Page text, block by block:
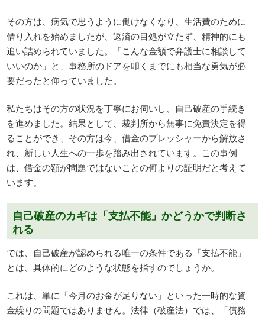
その方は、病気で思うように働けなくなり、生活費のために
借り入れを始めましたが、返済の目処が立たず、精神的にも
追い詰められていました。「こんな金額で弁護士に相談して
いいのか」と、事務所のドアを叩くまでにも相当な勇気が必
要だったと仰っていました。
私たちはその方の状況を丁寧にお伺いし、自己破産の手続き
を進めました。結果として、裁判所から無事に免責決定を得
ることができ、その方は今、借金のプレッシャーから解放さ
れ、新しい人生への一歩を踏み出されています。この事例
は、借金の額が問題ではないことの何よりの証明だと考えて
います。
自己破産のカギは「支払不能」かどうかで判断さ
れる
では、自己破産が認められる唯一の条件である「支払不能」
とは、具体的にどのような状態を指すのでしょうか。
これは、単に「今月のお金が足りない」といった一時的な資
金繰りの問題ではありません。法律（破産法）では、「債務